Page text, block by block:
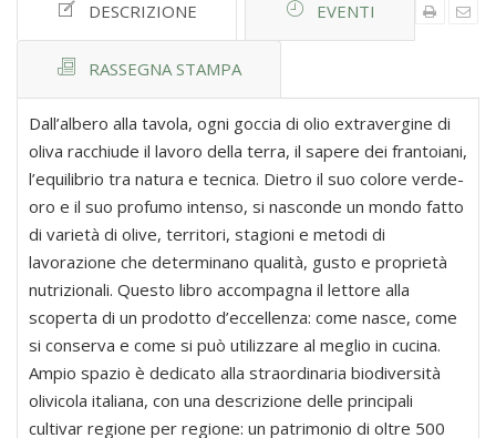
DESCRIZIONE EVENTI
RASSEGNA STAMPA
Dall’albero alla tavola, ogni goccia di olio extravergine di
oliva racchiude il lavoro della terra, il sapere dei frantoiani,
l’equilibrio tra natura e tecnica. Dietro il suo colore verde-
oro e il suo profumo intenso, si nasconde un mondo fatto
di varietà di olive, territori, stagioni e metodi di
lavorazione che determinano qualità, gusto e proprietà
nutrizionali. Questo libro accompagna il lettore alla
scoperta di un prodotto d’eccellenza: come nasce, come
si conserva e come si può utilizzare al meglio in cucina.
Ampio spazio è dedicato alla straordinaria biodiversità
olivicola italiana, con una descrizione delle principali
cultivar regione per regione: un patrimonio di oltre 500